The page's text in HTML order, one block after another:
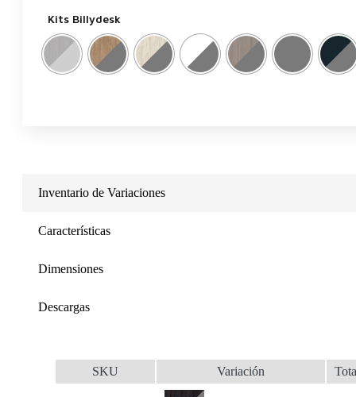
Kits Billydesk
Inventario de Variaciones
Características
Dimensiones
Descargas
SKU Variación